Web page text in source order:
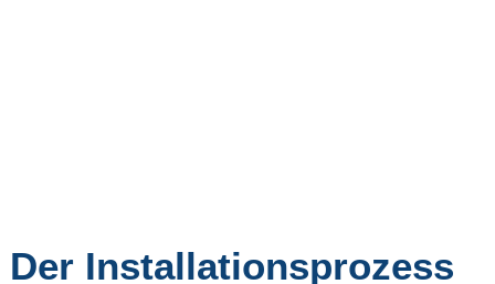
Der Installationsprozess